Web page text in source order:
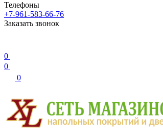
Телефоны
+7-961-583-66-76
Заказать звонок
0
0
0